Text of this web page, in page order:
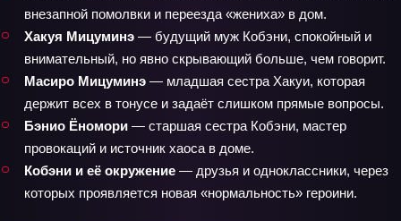
внезапной помолвки и переезда «жениха» в дом.
Хакуя Мицуминэ — будущий муж Кобэни, спокойный и
внимательный, но явно скрывающий больше, чем говорит.
Масиро Мицуминэ — младшая сестра Хакуи, которая
держит всех в тонусе и задаёт слишком прямые вопросы.
Бэнио Ёномори — старшая сестра Кобэни, мастер
провокаций и источник хаоса в доме.
Кобэни и её окружение — друзья и одноклассники, через
которых проявляется новая «нормальность» героини.